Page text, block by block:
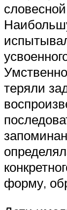
теряли
форму,